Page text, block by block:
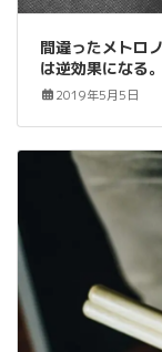
間違ったメトロ
は逆効果になる
2019年5月5日